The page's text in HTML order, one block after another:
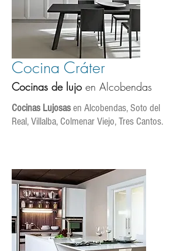
Cocina Cráter
Cocinas de lujo en Alcobendas
Cocinas Lujosasen Alcobendas, Soto del
Real, Villalba, Colmenar Viejo, Tres Cantos.